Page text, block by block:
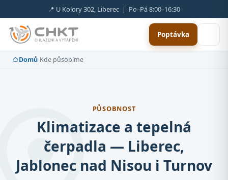
📍 U Kolory 302, Liberec | Po–Pá 8:00–16:30
Poptávka
Domů›Kde působíme
PŮSOBNOST
Klimatizace a tepelná
čerpadla — Liberec,
Jablonec nad Nisou i Turnov